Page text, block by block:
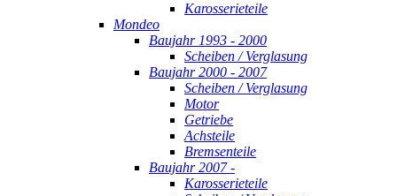
Karosserieteile
Mondeo
Baujahr 1993 - 2000
Scheiben / Verglasung
Baujahr 2000 - 2007
Scheiben / Verglasung
Motor
Getriebe
Achsteile
Bremsenteile
Baujahr 2007 -
Karosserieteile